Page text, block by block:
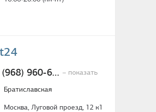
(968) 960-6... – показать
Братиславская
Москва, Луговой проезд, 12 к1